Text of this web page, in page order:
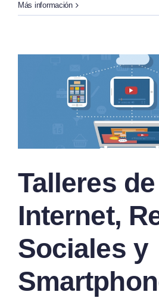
Más información
Talleres de
Internet,
Sociales y